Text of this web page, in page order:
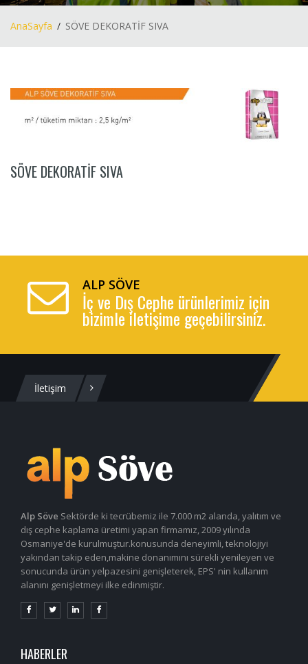
AnaSayfa SÖVE DEKORATİF SIVA
SÖVE DEKORATİF SIVA
ALP SÖVE
İç ve Dış Cephe ürünlerimiz için
bizimle iletişime geçebilirsiniz.
İletişim
Alp Söve Sektörde ki tecrübemiz ile 7.000 m2 alanda, yalıtım ve
dış cephe kaplama üretimi yapan firmamız, 2009 yılında
Osmaniye'de kurulmuştur.konusunda deneyimli, teknolojiyi
yakından takip eden,makine donanımını sürekli yenileyen ve
sonucunda ürün yelpazesini genişleterek, EPS' nin kullanım
alanını genişletmeyi ilke edinmiştir.
HABERLER